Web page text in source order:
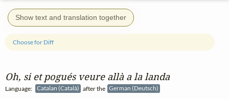
Show text and translation together
Oh, si et pogués veure allà a la landa
Language: Catalan (Català) after the German (Deutsch)
Choose for Diff